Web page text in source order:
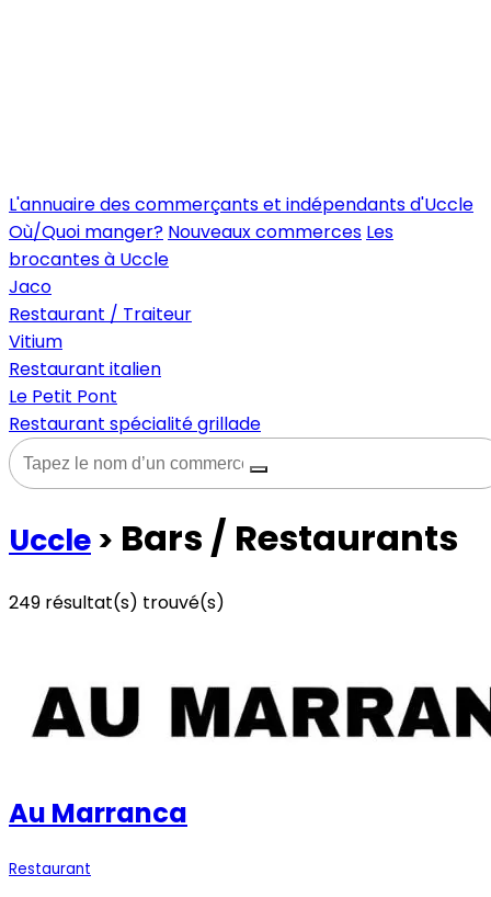
L'annuaire des commerçants et indépendants d'Uccle
Où/Quoi manger? Nouveaux commerces Les
brocantes à Uccle
Jaco
Restaurant / Traiteur
Vitium
Restaurant italien
Le Petit Pont
Restaurant spécialité grillade
Uccle > Bars / Restaurants
249 résultat(s) trouvé(s)
Au Marranca
Restaurant